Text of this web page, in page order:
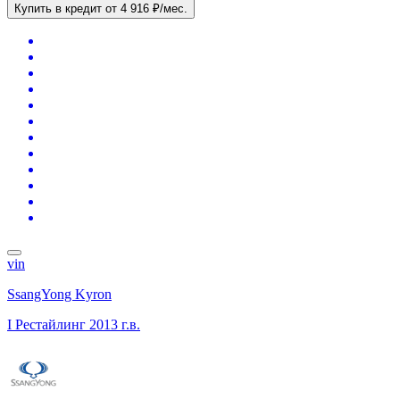
Купить в кредит от 4 916 ₽/мес.
vin
SsangYong Kyron
I Рестайлинг 2013 г.в.